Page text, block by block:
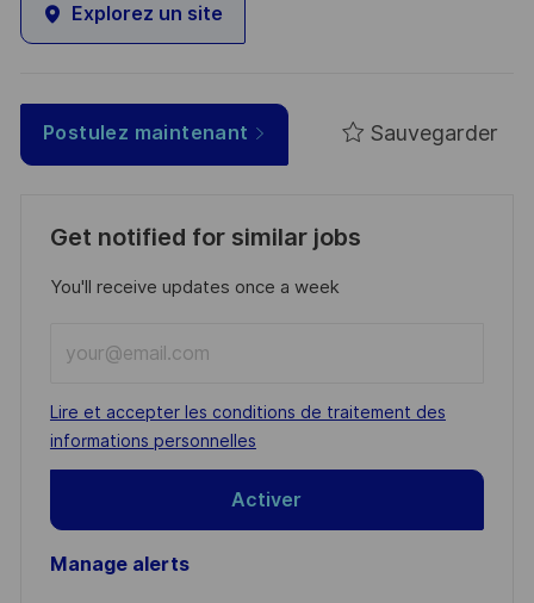
Explorez un site
Postulez maintenant Sauvegarder
Get notified for similar jobs
You'll receive updates once a week
Email
address
(Required)
Required
Lire et accepter les conditions de traitement des
informations personnelles
Activer
Manage alerts